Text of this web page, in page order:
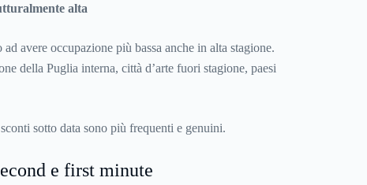
alta
avere occupazione più bassa anche in alta stagione.
della Puglia interna, città d’arte fuori stagione, paesi
sotto data sono più frequenti e genuini.
e first minute